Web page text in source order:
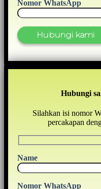
Nomor WhatsApp
Hubungi
Silahkan isi nomor
percakapan
Name
Nomor WhatsApp